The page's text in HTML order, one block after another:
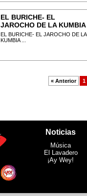
EL BURICHE- EL
JAROCHO DE LA KUMBIA
EL BURICHE- EL JAROCHO DE LA
KUMBIA ...
« Anterior 1
Noticias
Música
El Lavadero
¡Ay Wey!